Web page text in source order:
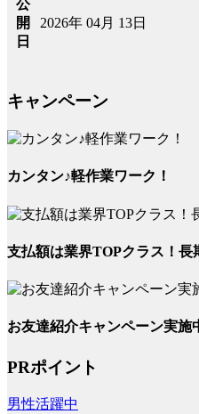
公
開
日
2026年 04月 13日
キャンペーン
カンタン♪軽作業ワーク！
支払額は業界TOPクラス！長
お友達紹介キャンペーン実施
PRポイント
男性活躍中